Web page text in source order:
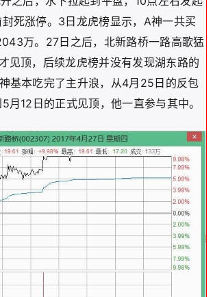
死涨停。3日龙虎榜显示，A神一共买
万。27日之后，北新路桥一路高歌猛
见顶，后续龙虎榜并没有发现湖东路的
基本吃完了主升浪，从4月25日的反包
月12日的正式见顶，他一直参与其中。